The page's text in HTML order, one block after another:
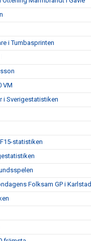
i Tumbasprinten
VM
i Sverigestatistiken
statistiken
Folksam GP i Karlstad